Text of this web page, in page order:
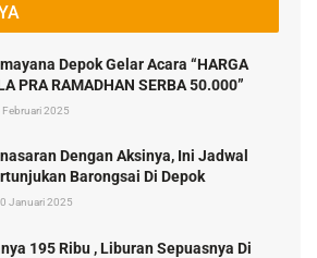
Depok Gelar Acara “HARGA
PRA RAMADHAN SERBA 50.000”
Februari 2025
Dengan Aksinya, Ini Jadwal
Barongsai Di Depok
Januari 2025
195 Ribu , Liburan Sepuasnya Di